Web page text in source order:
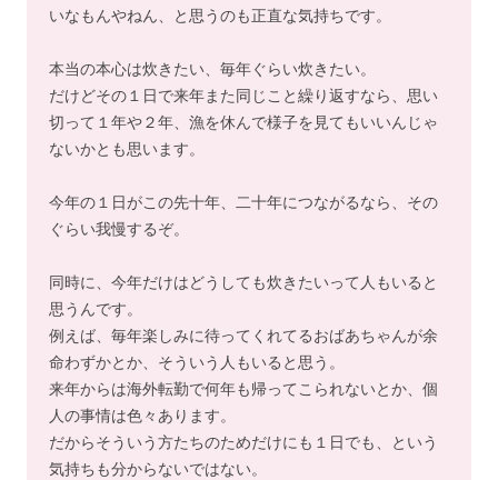
いなもんやねん、と思うのも正直な気持ちです。
本当の本心は炊きたい、毎年ぐらい炊きたい。
だけどその１日で来年また同じこと繰り返すなら、思い
切って１年や２年、漁を休んで様子を見てもいいんじゃ
ないかとも思います。
今年の１日がこの先十年、二十年につながるなら、その
ぐらい我慢するぞ。
同時に、今年だけはどうしても炊きたいって人もいると
思うんです。
例えば、毎年楽しみに待ってくれてるおばあちゃんが余
命わずかとか、そういう人もいると思う。
来年からは海外転勤で何年も帰ってこられないとか、個
人の事情は色々あります。
だからそういう方たちのためだけにも１日でも、という
気持ちも分からないではない。